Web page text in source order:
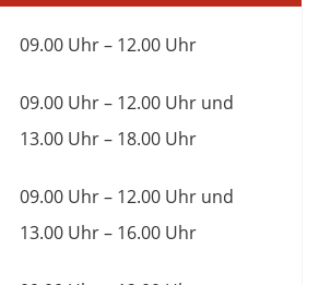
09.00 Uhr – 12.00 Uhr
09.00 Uhr – 12.00 Uhr und
13.00 Uhr – 18.00 Uhr
09.00 Uhr – 12.00 Uhr und
13.00 Uhr – 16.00 Uhr